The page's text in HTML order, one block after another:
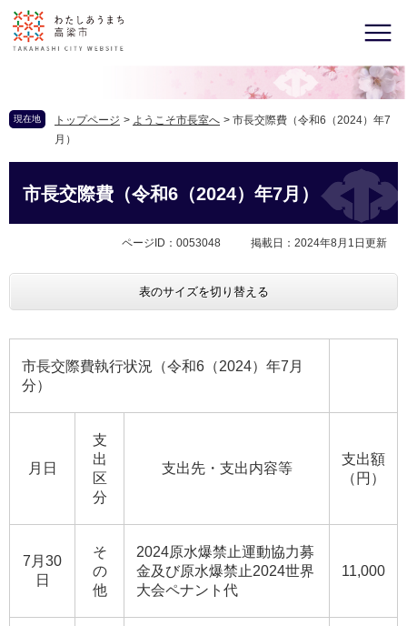
現在地 トップページ > ようこそ市長室へ > 市長交際費（令和6（2024）年7
月）
市長交際費（令和6（2024）年7月）
ページID：0053048 掲載日：2024年8月1日更新
表のサイズを切り替える
市長交際費執行状況（令和6（2024）年7月
分）
月日
支
出
区
分
支出先・支出内容等
支出額
（円）
7月30
日
そ
の
他
2024原水爆禁止運動協力募
金及び原水爆禁止2024世界
大会ペナント代
11,000